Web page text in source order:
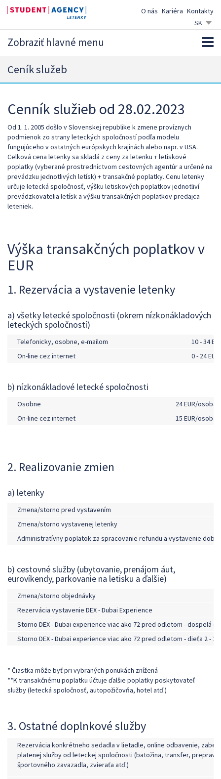
SK
CZ
O nás Kariéra Kontakty
Zobraziť hlavné menu
Ceník služeb
Cenník služieb od 28.02.2023
Od 1. 1. 2005 došlo v Slovenskej republike k zmene províznych
podmienok zo strany leteckých spoločností podľa modelu
fungujúceho v ostatných európskych krajinách alebo napr. v USA.
Celková cena letenky sa skladá z ceny za letenku + letiskové
poplatky (vyberané prostredníctvom cestovných agentúr a určené na
prevádzku jednotlivých letísk) + transakčné poplatky. Cenu letenky
určuje letecká spoločnosť, výšku letiskových poplatkov jednotliví
prevádzkovatelia letísk a výšku transakčných poplatkov predajca
leteniek.
Výška transakčných poplatkov v
EUR
1. Rezervácia a vystavenie letenky
a) všetky letecké spoločnosti (okrem nízkonákladových
leteckých spoločností)
Telefonicky, osobne, e-mailom
10 - 34
On-line cez internet
0 - 24
b) nízkonákladové letecké spoločnosti
Osobne
24 EUR/osoba
On-line cez internet
15 EUR/osoba*
2. Realizovanie zmien
a) letenky
Zmena/storno pred vystavením
Zmena/storno vystavenej letenky
Administratívny poplatok za spracovanie refundu a vystavenie
b) cestovné služby (ubytovanie, prenájom áut,
eurovíkendy, parkovanie na letisku a ďalšie)
Zmena/storno objednávky
Rezervácia vystavenie DEX - Dubai Experience
Storno DEX - Dubai experience viac ako 72 pred odletom - dospelá
Storno DEX - Dubai experience viac ako 72 pred odletom - dieťa 2 -
* Čiastka môže byť pri vybraných ponukách znížená
**K transakčnému poplatku účtuje ďalšie poplatky poskytovateľ
služby (letecká spoločnosť, autopožičovňa, hotel atď.)
3. Ostatné doplnkové služby
Rezervácia konkrétneho sedadla v lietadle, online odbavenie,
platenej služby od leteckej spoločnosti (batožina, transfer, preprava
športovného zavazadla, zvieraťa atď.)